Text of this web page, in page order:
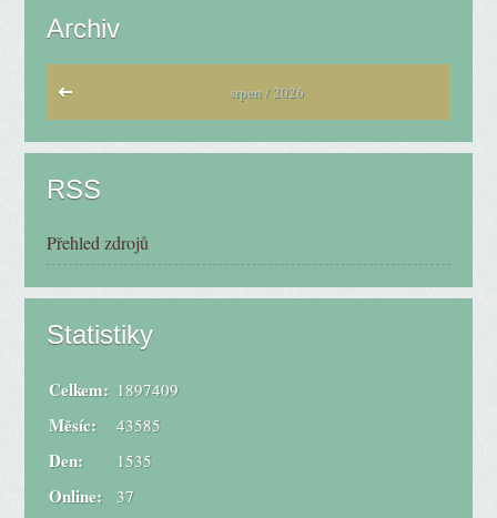
Archiv
srpen / 2026
RSS
Přehled zdrojů
Statistiky
Online: 37
Celkem: 1897409
Měsíc: 43585
Den: 1535